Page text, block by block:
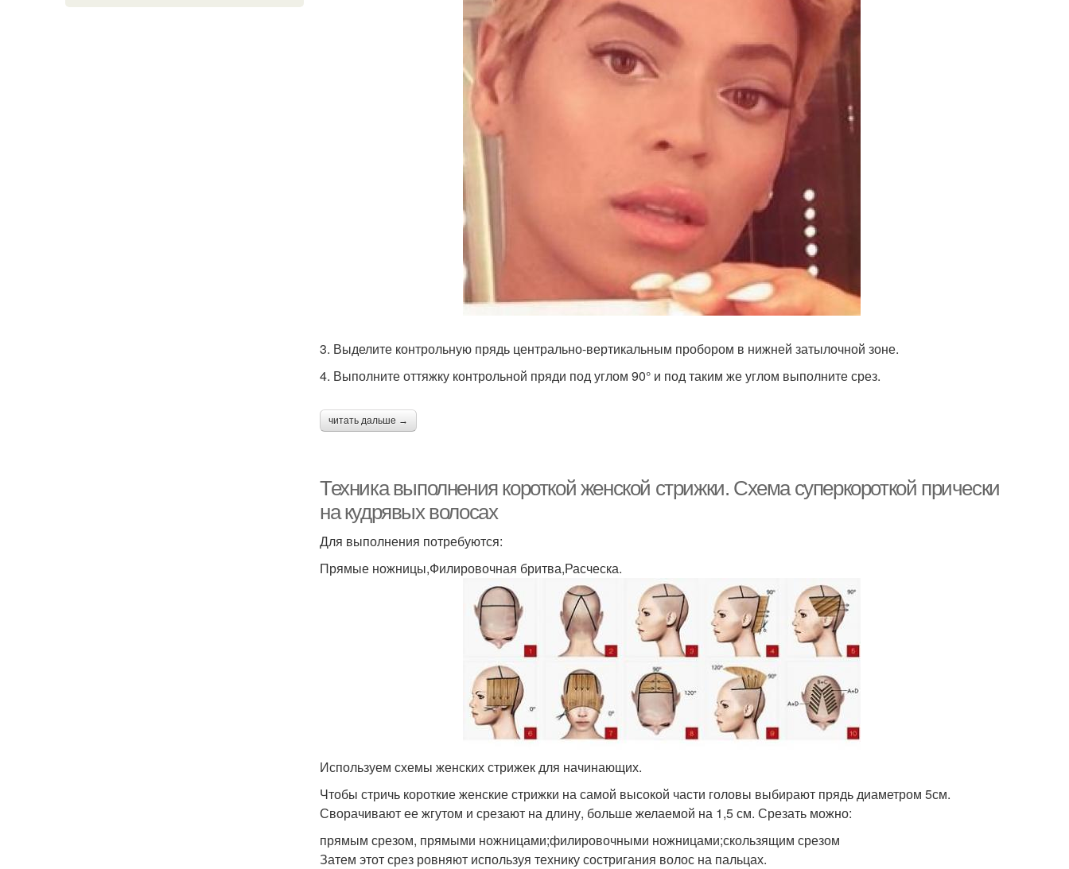
3. Выделите контрольную прядь центрально-вертикальным пробором в нижней затылочной зоне.
4. Выполните оттяжку контрольной пряди под углом 90° и под таким же углом выполните срез.
читать дальше →
Техника выполнения короткой женской стрижки. Схема суперкороткой прически
на кудрявых волосах
Для выполнения потребуются:
Прямые ножницы,Филировочная бритва,Расческа.
Используем схемы женских стрижек для начинающих.
Чтобы стричь короткие женские стрижки на самой высокой части головы выбирают прядь диаметром 5см.
Сворачивают ее жгутом и срезают на длину, больше желаемой на 1,5 см. Срезать можно:
прямым срезом, прямыми ножницами;филировочными ножницами;скользящим срезом
Затем этот срез ровняют используя технику состригания волос на пальцах.